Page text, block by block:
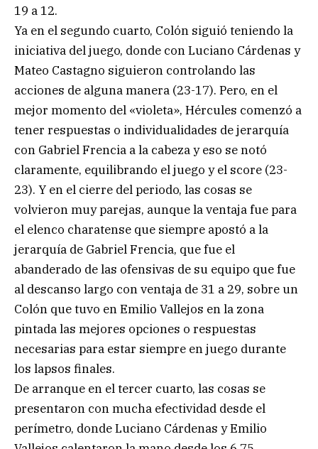
19 a 12.
Ya en el segundo cuarto, Colón siguió teniendo la
iniciativa del juego, donde con Luciano Cárdenas y
Mateo Castagno siguieron controlando las
acciones de alguna manera (23-17). Pero, en el
mejor momento del «violeta», Hércules comenzó a
tener respuestas o individualidades de jerarquía
con Gabriel Frencia a la cabeza y eso se notó
claramente, equilibrando el juego y el score (23-
23). Y en el cierre del periodo, las cosas se
volvieron muy parejas, aunque la ventaja fue para
el elenco charatense que siempre apostó a la
jerarquía de Gabriel Frencia, que fue el
abanderado de las ofensivas de su equipo que fue
al descanso largo con ventaja de 31 a 29, sobre un
Colón que tuvo en Emilio Vallejos en la zona
pintada las mejores opciones o respuestas
necesarias para estar siempre en juego durante
los lapsos finales.
De arranque en el tercer cuarto, las cosas se
presentaron con mucha efectividad desde el
perímetro, donde Luciano Cárdenas y Emilio